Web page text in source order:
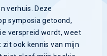
verhuis. Deze
symposia getoond,
verspreid wordt, weet
zit ook kennis van mijn